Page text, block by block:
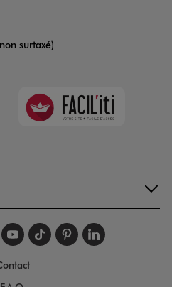
surtaxé)
Faciliti
sur
nous sur
nous sur
Suivez-nous
Suivez-nous
Suivez-